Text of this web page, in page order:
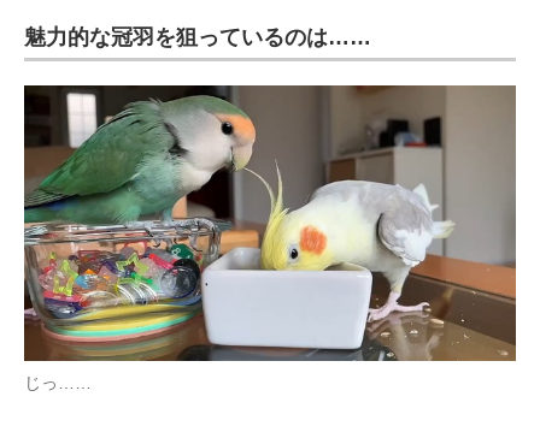
エネルギーの専門メディア
建設×テクノロジーの最前線
ちょっと気になるネットの話題
魅力的な冠羽を狙っているのは……
じっ……